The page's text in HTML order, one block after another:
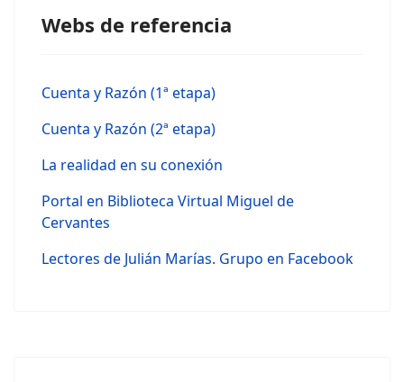
Webs de referencia
Cuenta y Razón (1ª etapa)
Cuenta y Razón (2ª etapa)
La realidad en su conexión
Portal en Biblioteca Virtual Miguel de
Cervantes
Lectores de Julián Marías. Grupo en Facebook